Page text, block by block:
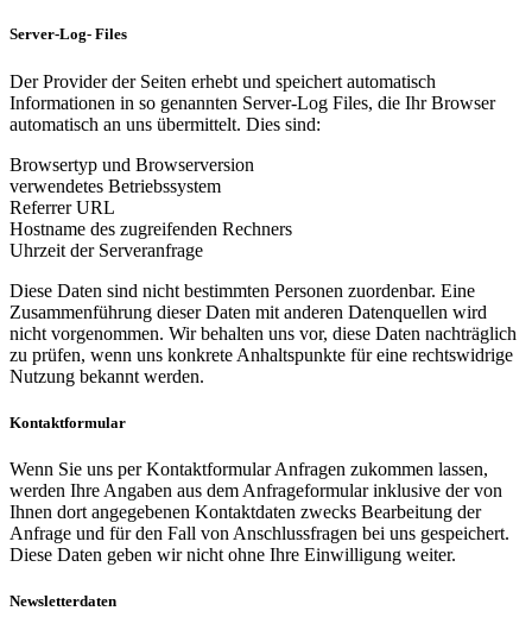
Server-Log- Files
Der Provider der Seiten erhebt und speichert automatisch
Informationen in so genannten Server-Log Files, die Ihr Browser
automatisch an uns übermittelt. Dies sind:
Browsertyp und Browserversion
verwendetes Betriebssystem
Referrer URL
Hostname des zugreifenden Rechners
Uhrzeit der Serveranfrage
Diese Daten sind nicht bestimmten Personen zuordenbar. Eine
Zusammenführung dieser Daten mit anderen Datenquellen wird
nicht vorgenommen. Wir behalten uns vor, diese Daten nachträglich
zu prüfen, wenn uns konkrete Anhaltspunkte für eine rechtswidrige
Nutzung bekannt werden.
Kontaktformular
Wenn Sie uns per Kontaktformular Anfragen zukommen lassen,
werden Ihre Angaben aus dem Anfrageformular inklusive der von
Ihnen dort angegebenen Kontaktdaten zwecks Bearbeitung der
Anfrage und für den Fall von Anschlussfragen bei uns gespeichert.
Diese Daten geben wir nicht ohne Ihre Einwilligung weiter.
Newsletterdaten